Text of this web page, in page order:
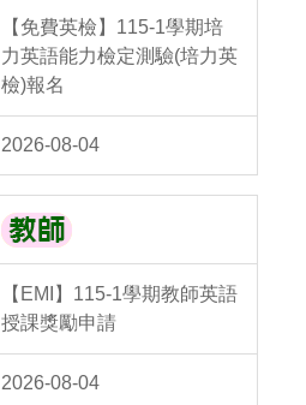
【免費英檢】115-1學期培
力英語能力檢定測驗(培力英
檢)報名
2026-08-04
【EMI】115-1學期教師英語
授課獎勵申請
2026-08-04